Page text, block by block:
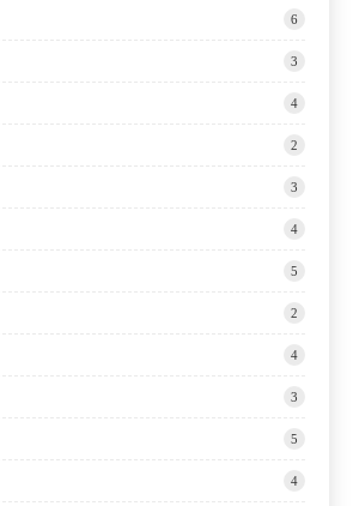
6
3
4
2
3
4
5
2
4
3
5
4